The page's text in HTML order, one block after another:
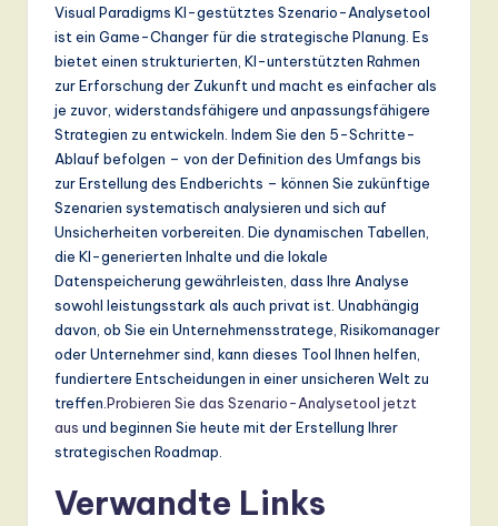
Visual Paradigms KI-gestütztes Szenario-Analysetool
ist ein Game-Changer für die strategische Planung. Es
bietet einen strukturierten, KI-unterstützten Rahmen
zur Erforschung der Zukunft und macht es einfacher als
je zuvor, widerstandsfähigere und anpassungsfähigere
Strategien zu entwickeln. Indem Sie den 5-Schritte-
Ablauf befolgen – von der Definition des Umfangs bis
zur Erstellung des Endberichts – können Sie zukünftige
Szenarien systematisch analysieren und sich auf
Unsicherheiten vorbereiten. Die dynamischen Tabellen,
die KI-generierten Inhalte und die lokale
Datenspeicherung gewährleisten, dass Ihre Analyse
sowohl leistungsstark als auch privat ist. Unabhängig
davon, ob Sie ein Unternehmensstratege, Risikomanager
oder Unternehmer sind, kann dieses Tool Ihnen helfen,
fundiertere Entscheidungen in einer unsicheren Welt zu
treffen.Probieren Sie das Szenario-Analysetool jetzt
aus und beginnen Sie heute mit der Erstellung Ihrer
strategischen Roadmap.
Verwandte Links